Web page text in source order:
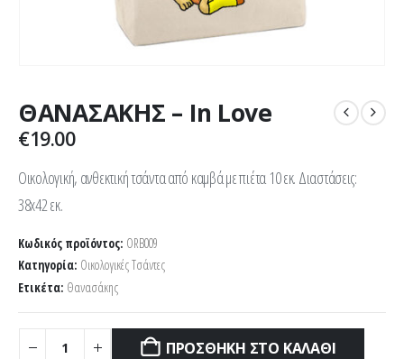
ΘΑΝΑΣΑΚΗΣ – In Love
€19.00
Οικολογική, ανθεκτική τσάντα από καμβά με πιέτα 10 εκ. Διαστάσεις:
38x42 εκ.
Κωδικός προϊόντος: ORB009
Κατηγορία: Οικολογικές Τσάντες
Ετικέτα: Θανασάκης
ΠΡΟΣΘΉΚΗ ΣΤΟ ΚΑΛΆΘΙ